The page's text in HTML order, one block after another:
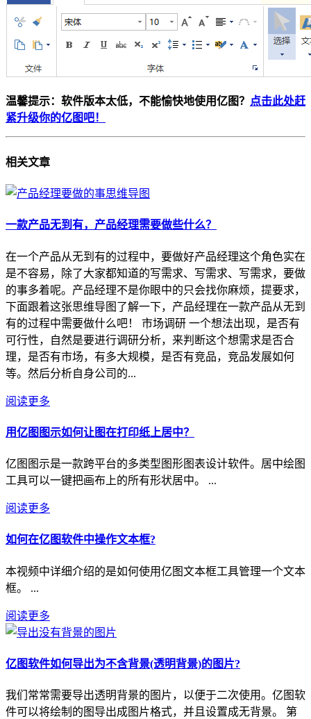
温馨提示：软件版本太低，不能愉快地使用亿图？ 点击此处赶
紧升级你的亿图吧！
相关文章
一款产品无到有，产品经理需要做些什么？
在一个产品从无到有的过程中，要做好产品经理这个角色实在
是不容易，除了大家都知道的写需求、写需求、写需求，要做
的事多着呢。产品经理不是你眼中的只会找你麻烦，提要求，
下面跟着这张思维导图了解一下，产品经理在一款产品从无到
有的过程中需要做什么吧！ 市场调研 一个想法出现，是否有
可行性，自然是要进行调研分析，来判断这个想需求是否合
理，是否有市场，有多大规模，是否有竞品，竞品发展如何
等。然后分析自身公司的...
阅读更多
用亿图图示如何让图在打印纸上居中？
亿图图示是一款跨平台的多类型图形图表设计软件。居中绘图
工具可以一键把画布上的所有形状居中。 ...
阅读更多
如何在亿图软件中操作文本框?
本视频中详细介绍的是如何使用亿图文本框工具管理一个文本
框。 ...
阅读更多
亿图软件如何导出为不含背景(透明背景)的图片?
我们常常需要导出透明背景的图片，以便于二次使用。亿图软
件可以将绘制的图导出成图片格式，并且设置成无背景。 第